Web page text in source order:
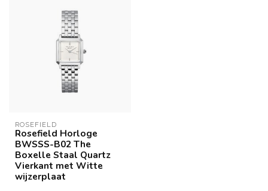
ROSEFIELD
Rosefield Horloge
BWSSS-B02 The
Boxelle Staal Quartz
Vierkant met Witte
wijzerplaat